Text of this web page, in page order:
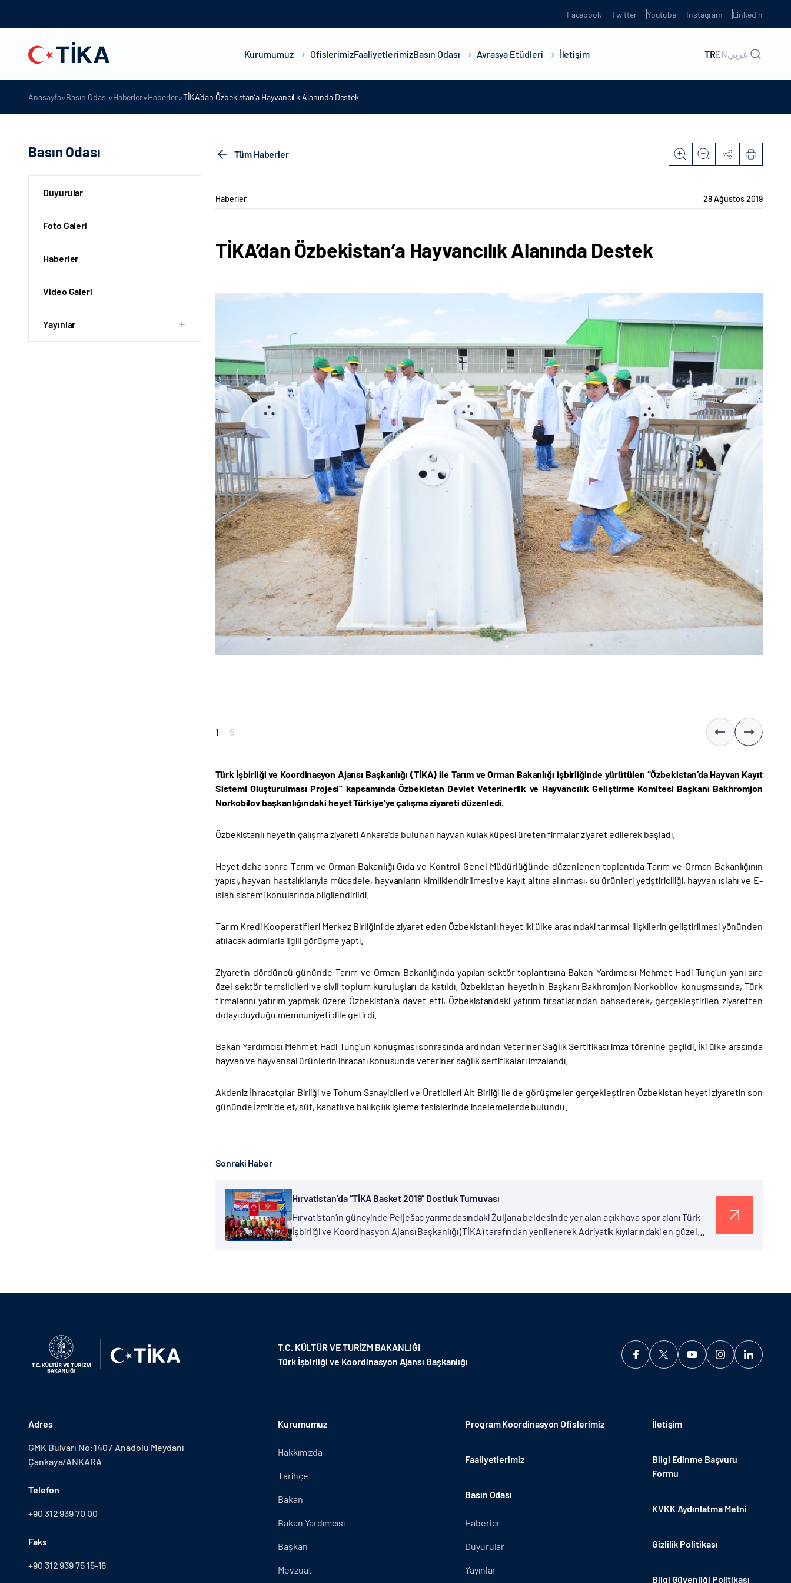
Facebook Twitter Youtube Instagram Linkedin
Kurumumuz OfislerimizFaaliyetlerimizBasın Odası Avrasya Etüdleri İletişim TRENعربي
Anasayfa»Basın Odası»Haberler»Haberler»TİKA’dan Özbekistan’a Hayvancılık Alanında Destek
Basın Odası
Duyurular
Foto Galeri
Haberler
Video Galeri
Yayınlar
Tüm Haberler
Haberler 28 Ağustos 2019
TİKA’dan Özbekistan’a Hayvancılık Alanında Destek
1 - 5
Türk İşbirliği ve Koordinasyon Ajansı Başkanlığı (TİKA) ile Tarım ve Orman Bakanlığı işbirliğinde yürütülen “Özbekistan’da Hayvan Kayıt
Sistemi Oluşturulması Projesi” kapsamında Özbekistan Devlet Veterinerlik ve Hayvancılık Geliştirme Komitesi Başkanı Bakhromjon
Norkobilov başkanlığındaki heyet Türkiye’ye çalışma ziyareti düzenledi.
Özbekistanlı heyetin çalışma ziyareti Ankara’da bulunan hayvan kulak küpesi üreten firmalar ziyaret edilerek başladı.
Heyet daha sonra Tarım ve Orman Bakanlığı Gıda ve Kontrol Genel Müdürlüğünde düzenlenen toplantıda Tarım ve Orman Bakanlığının
yapısı, hayvan hastalıklarıyla mücadele, hayvanların kimliklendirilmesi ve kayıt altına alınması, su ürünleri yetiştiriciliği, hayvan ıslahı ve E-
ıslah sistemi konularında bilgilendirildi.
Tarım Kredi Kooperatifleri Merkez Birliğini de ziyaret eden Özbekistanlı heyet iki ülke arasındaki tarımsal ilişkilerin geliştirilmesi yönünden
atılacak adımlarla ilgili görüşme yaptı.
Ziyaretin dördüncü gününde Tarım ve Orman Bakanlığında yapılan sektör toplantısına Bakan Yardımcısı Mehmet Hadi Tunç’un yanı sıra
özel sektör temsilcileri ve sivil toplum kuruluşları da katıldı. Özbekistan heyetinin Başkanı Bakhromjon Norkobilov konuşmasında, Türk
firmalarını yatırım yapmak üzere Özbekistan’a davet etti, Özbekistan’daki yatırım fırsatlarından bahsederek, gerçekleştirilen ziyaretten
dolayı duyduğu memnuniyeti dile getirdi.
Bakan Yardımcısı Mehmet Hadi Tunç’un konuşması sonrasında ardından Veteriner Sağlık Sertifikası imza törenine geçildi. İki ülke arasında
hayvan ve hayvansal ürünlerin ihracatı konusunda veteriner sağlık sertifikaları imzalandı.
Akdeniz İhracatçılar Birliği ve Tohum Sanayicileri ve Üreticileri Alt Birliği ile de görüşmeler gerçekleştiren Özbekistan heyeti ziyaretin son
gününde İzmir’de et, süt, kanatlı ve balıkçılık işleme tesislerinde incelemelerde bulundu.
Sonraki Haber
Hırvatistan’da “TİKA Basket 2019” Dostluk Turnuvası
Hırvatistan’ın güneyinde Pelješac yarımadasındaki Žuljana beldesinde yer alan açık hava spor alanı Türk
İşbirliği ve Koordinasyon Ajansı Başkanlığı (TİKA) tarafından yenilenerek Adriyatik kıyılarındaki en güzel
T.C. KÜLTÜR VE TURİZM BAKANLIĞI
Türk İşbirliği ve Koordinasyon Ajansı Başkanlığı
Adres
GMK Bulvarı No:140 / Anadolu Meydanı
Çankaya/ANKARA
Telefon
+90 312 939 70 00
Faks
+90 312 939 75 15-16
Kurumumuz
Hakkımızda
Tarihçe
Bakan
Bakan Yardımcısı
Başkan
Mevzuat
Program Koordinasyon Ofislerimiz
Faaliyetlerimiz
Basın Odası
Haberler
Duyurular
Yayınlar
İletişim
Bilgi Edinme Başvuru
Formu
KVKK Aydınlatma Metni
Gizlilik Politikası
Bilgi Güvenliği Politikası